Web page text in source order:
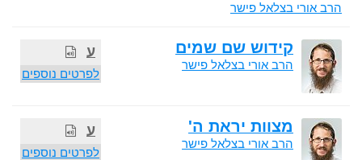
הרב אורי בצלאל פישר
ע
לפרטים נוספים
קידוש שם שמים
הרב אורי בצלאל פישר
ע
לפרטים נוספים
מצוות יראת ה'
הרב אורי בצלאל פישר